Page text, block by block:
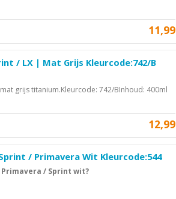
11,99
/ LX | Mat Grijs Kleurcode:742/B
grijs titanium.Kleurcode: 742/BInhoud: 400ml
12,99
/ Primavera Wit Kleurcode:544
Primavera / Sprint wit?